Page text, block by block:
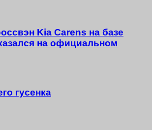
Kia Carens на базе
на официальном
гусенка